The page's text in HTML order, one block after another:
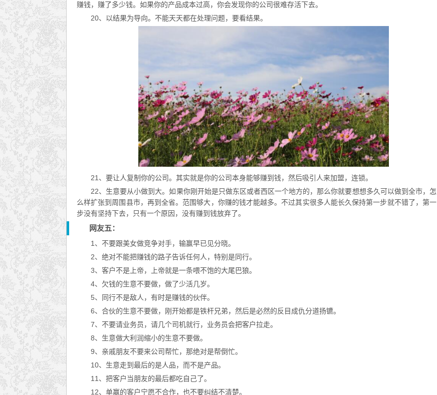
赚钱，赚了多少钱。如果你的产品成本过高，你会发现你的公司很难存活下去。
20、以结果为导向。不能天天都在处理问题，要看结果。
21、要让人复制你的公司。其实就是你的公司本身能够赚到钱，然后吸引人来加盟，连锁。
22、生意要从小做到大。如果你刚开始是只做东区或者西区一个地方的，那么你就要想想多久可以做到全市，怎
么样扩张到周围县市，再到全省。范围够大，你赚的钱才能越多。不过其实很多人能长久保持第一步就不错了，第一
步没有坚持下去，只有一个原因，没有赚到钱放弃了。
网友五：
1、不要跟美女做竞争对手，输赢早已见分晓。
2、绝对不能把赚钱的路子告诉任何人，特别是同行。
3、客户不是上帝，上帝就是一条喂不饱的大尾巴狼。
4、欠钱的生意不要做，做了少活几岁。
5、同行不是敌人，有时是赚钱的伙伴。
6、合伙的生意不要做，刚开始都是铁杆兄弟，然后是必然的反目成仇分道扬镳。
7、不要请业务员，请几个司机就行，业务员会把客户拉走。
8、生意做大利润缩小的生意不要做。
9、亲戚朋友不要来公司帮忙，那绝对是帮倒忙。
10、生意走到最后的是人品，而不是产品。
11、把客户当朋友的最后都吃自己了。
12、单赢的客户宁愿不合作，也不要纠结不清楚。